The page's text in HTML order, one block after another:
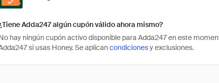
Adda247 algún cupón válido ahora mismo?
hay ningún cupón activo disponible para Adda247 en este
si usas Honey. Se aplicancondicionesy exclusiones.